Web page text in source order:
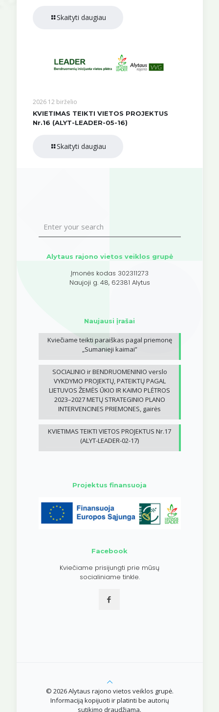
Skaityti daugiau
2026 12 birželio
KVIETIMAS TEIKTI VIETOS PROJEKTUS
Nr.16 (ALYT-LEADER-05-16)
Skaityti daugiau
Alytaus rajono vietos veiklos grupė
Įmonės kodas 302311273
Naujoji g. 48, 62381 Alytus
Naujausi įrašai
Kviečiame teikti paraiškas pagal priemonę
„Sumanieji kaimai”
SOCIALINIO ir BENDRUOMENINIO verslo
VYKDYMO PROJEKTŲ, PATEIKTŲ PAGAL
LIETUVOS ŽEMĖS ŪKIO IR KAIMO PLĖTROS
2023–2027 METŲ STRATEGINIO PLANO
INTERVENCINES PRIEMONES, gairės
KVIETIMAS TEIKTI VIETOS PROJEKTUS Nr.17
(ALYT-LEADER-02-17)
Projektus finansuoja
Facebook
Kviečiame prisijungti prie mūsų
socialiniame tinkle.
© 2026 Alytaus rajono vietos veiklos grupė.
Informaciją kopijuoti ir platinti be autorių
sutikimo draudžiama.